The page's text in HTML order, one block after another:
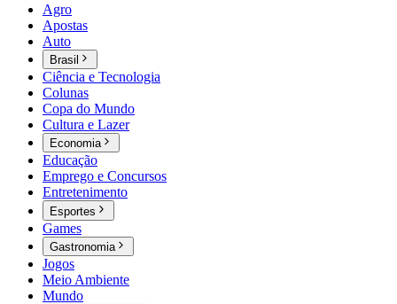
Agro
Apostas
Auto
Brasil
Ciência e Tecnologia
Colunas
Copa do Mundo
Cultura e Lazer
Economia
Educação
Emprego e Concursos
Entretenimento
Esportes
Games
Gastronomia
Jogos
Meio Ambiente
Mundo